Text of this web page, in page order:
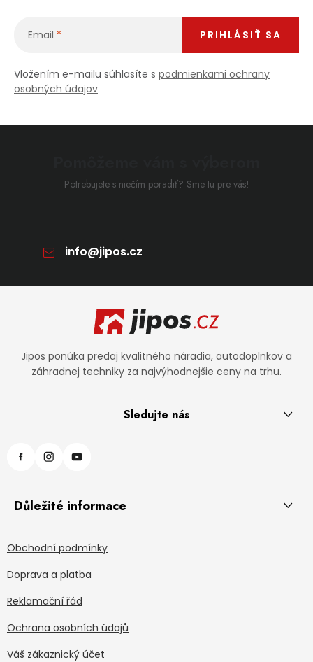
Email
Vložením e-mailu súhlasíte s podmienkami ochrany
osobných údajov
PRIHLÁSIŤ SA
Potrebujete s niečím poradiť? Sme tu pre vás!
info@jipos.cz
Jipos ponúka predaj kvalitného náradia, autodoplnkov a
záhradnej techniky za najvýhodnejšie ceny na trhu.
Sledujte nás
Důležité informace
Obchodní podmínky
Doprava a platba
Reklamační řád
Ochrana osobních údajů
Váš zákaznický účet